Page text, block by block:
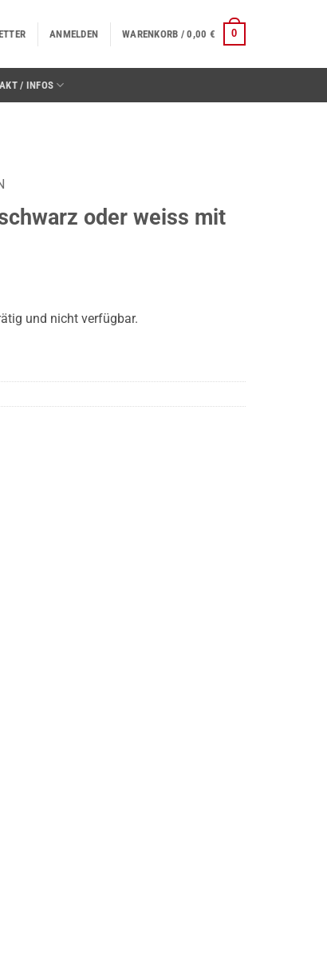
ANMELDEN WARENKORB /0,00 € 0
/ INFOS
oder weiss mit
und nicht verfügbar.